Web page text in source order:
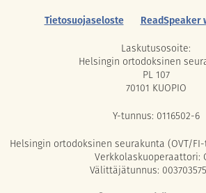
Tietosuojaseloste
ReadSpeaker
Laskutusosoite:
Helsingin ortodoksinen
PL 107
70101 KUOPIO
Y-tunnus: 0116502-6
Helsingin ortodoksinen seurakunta (OVT/FI-
Verkkolaskuoperaattori:
Välittäjätunnus: